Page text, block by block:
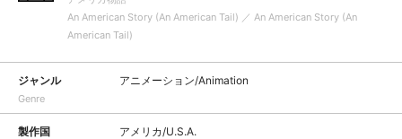
An American Story (An American Tail) ／ An American Story (An
American Tail)
ジャンル
Genre
アニメーション/Animation
製作国 アメリカ/U.S.A.